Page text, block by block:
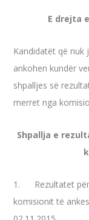
E drejta
Kandidatët që
ankohen kundër
shpalljes së
merret nga
Shpallja e
1. Rezultatet
komisionit të